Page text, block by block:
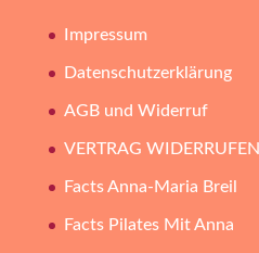
Impressum
Datenschutzerklärung
AGB und Widerruf
VERTRAG WIDERRUFEN
Facts Anna-Maria Breil
Facts Pilates Mit Anna